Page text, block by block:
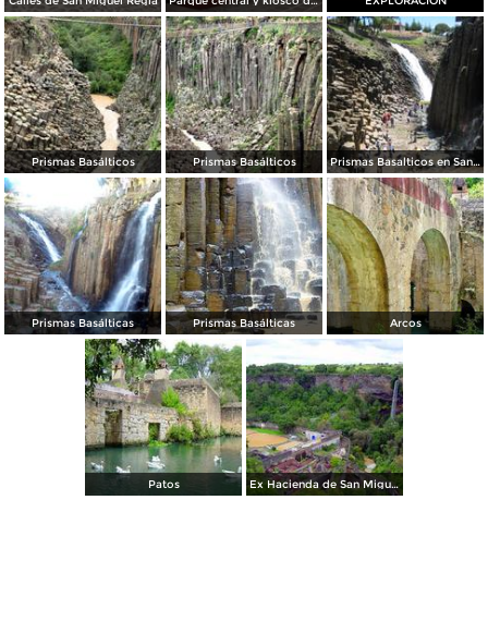
Prismas Basálticos Prismas Basálticos Prismas Basalticos en Santa María Regla
Prismas Basálticas Prismas Basálticas Arcos
Patos Ex Hacienda de San Miguel Regla